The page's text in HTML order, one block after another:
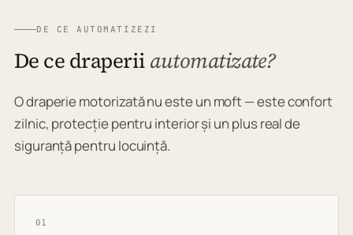
DE CE AUTOMATIZEZI
De ce draperiiautomatizate?
O draperie motorizată nu este un moft — este confort
zilnic, protecție pentru interior și un plus real de
siguranță pentru locuință.
01